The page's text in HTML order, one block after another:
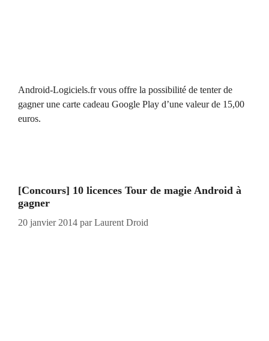
Android-Logiciels.fr vous offre la possibilité de tenter de
gagner une carte cadeau Google Play d’une valeur de 15,00
euros.
[Concours] 10 licences Tour de magie Android à
gagner
20 janvier 2014 parLaurent Droid